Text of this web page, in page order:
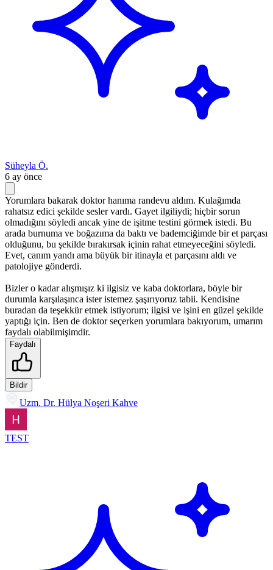
Süheyla Ö.
6 ay önce
Yorumlara bakarak doktor hanıma randevu aldım. Kulağımda
rahatsız edici şekilde sesler vardı. Gayet ilgiliydi; hiçbir sorun
olmadığını söyledi ancak yine de işitme testini görmek istedi. Bu
arada burnuma ve boğazıma da baktı ve bademciğimde bir et parçası
olduğunu, bu şekilde bırakırsak içinin rahat etmeyeceğini söyledi.
Evet, canım yandı ama büyük bir itinayla et parçasını aldı ve
patolojiye gönderdi.
Bizler o kadar alışmışız ki ilgisiz ve kaba doktorlara, böyle bir
durumla karşılaşınca ister istemez şaşırıyoruz tabii. Kendisine
buradan da teşekkür etmek istiyorum; ilgisi ve işini en güzel şekilde
yaptığı için. Ben de doktor seçerken yorumlara bakıyorum, umarım
faydalı olabilmişimdir.
Faydalı
Bildir
Uzm. Dr. Hülya Noşeri Kahve
TEST